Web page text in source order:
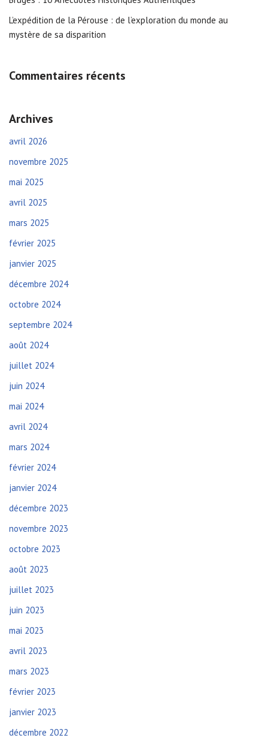
L’expédition de la Pérouse : de l’exploration du monde au
mystère de sa disparition
Commentaires récents
Archives
avril 2026
novembre 2025
mai 2025
avril 2025
mars 2025
février 2025
janvier 2025
décembre 2024
octobre 2024
septembre 2024
août 2024
juillet 2024
juin 2024
mai 2024
avril 2024
mars 2024
février 2024
janvier 2024
décembre 2023
novembre 2023
octobre 2023
août 2023
juillet 2023
juin 2023
mai 2023
avril 2023
mars 2023
février 2023
janvier 2023
décembre 2022